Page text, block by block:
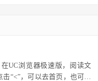
UC浏览器极速版，阅读文
“<”，可以去首页，也可用